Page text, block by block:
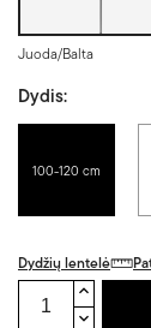
Juoda/Balta
Dydis:
100-120 cm
Dydžių lentelė